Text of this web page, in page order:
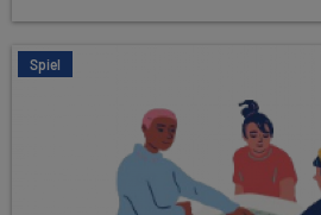
Spiel